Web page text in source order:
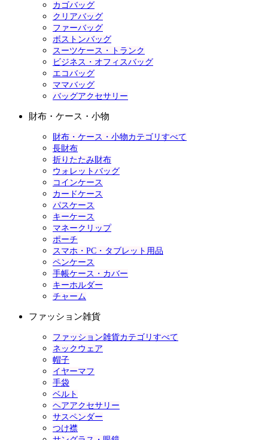
カゴバッグ
クリアバッグ
ファーバッグ
ボストンバッグ
スーツケース・トランク
ビジネス・オフィスバッグ
エコバッグ
ママバッグ
バッグアクセサリー
財布・ケース・小物
財布・ケース・小物カテゴリすべて
長財布
折りたたみ財布
ウォレットバッグ
コインケース
カードケース
パスケース
キーケース
マネークリップ
ポーチ
スマホ・PC・タブレット用品
ペンケース
手帳ケース・カバー
キーホルダー
チャーム
ファッション雑貨
ファッション雑貨カテゴリすべて
ネックウェア
帽子
イヤーマフ
手袋
ベルト
ヘアアクセサリー
サスペンダー
つけ襟